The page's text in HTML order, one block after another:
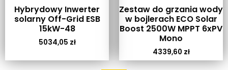
Hybrydowy Inwerter
solarny Off-Grid ESB
15kW-48
5034,05 zł
Zestaw do grzania wody
w bojlerach ECO Solar
Boost 2500W MPPT 6xPV
Mono
4339,60 zł